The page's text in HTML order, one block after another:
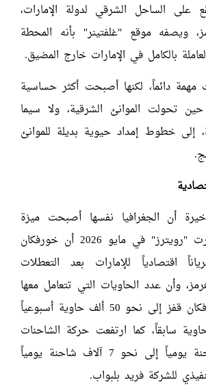
على الساحل الشرقي لدولة الإمارات،
ويصفه موقع "غلفتينر" بأنه المحطة
بالكامل في الإمارات خارج المضيق.
مهمة دائماً، لكنها أصبحت أكثر حساسية
تحولت الموانئ الشرقية، ولا سيما
إلى خطوط إمداد حيوية بديلة للموانئ
أن الجغرافيا نفسها أصبحت ميزة
اقتصادية. فقد ذكرت "رويترز" في مايو 2026 أن خورفكان
اقتصادياً للإمارات بعد التعطلات
وأن عدد الحاويات التي تتعامل معها
"غلفتينر" في خورفكان قفز إلى نحو 50 ألف حاوية أسبوعياً
سابقاً، كما ارتفعت حركة الشاحنات
من نحو 100 شاحنة يومياً إلى نحو 7 آلاف شاحنة يومياً
للشركة فريد بلبواب.